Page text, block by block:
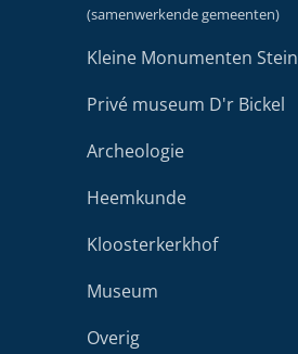
(samenwerkende gemeenten)
Kleine Monumenten Stein
Privé museum D'r Bickel
Archeologie
Heemkunde
Kloosterkerkhof
Museum
Overig